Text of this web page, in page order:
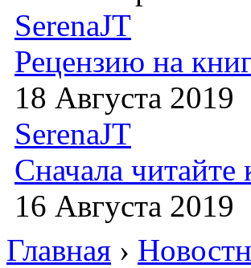
SerenaJT
Рецензию на
18 Августа 2019
SerenaJT
Сначала
16 Августа 2019
Главная ›